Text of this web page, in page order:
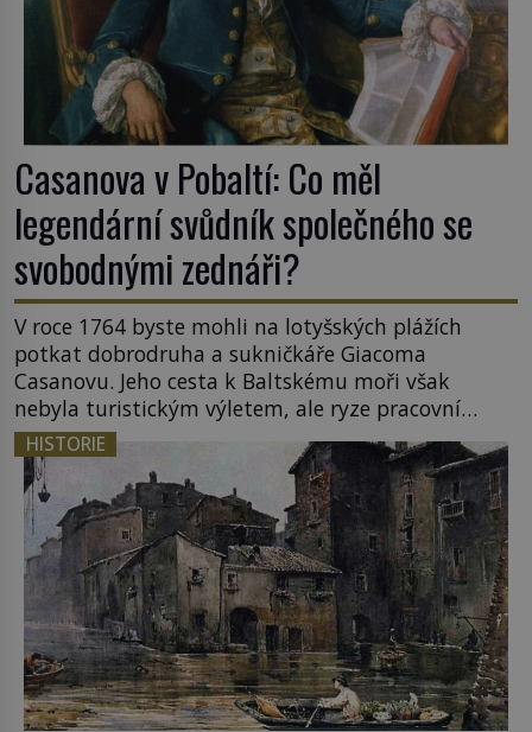
Casanova v Pobaltí: Co měl
legendární svůdník společného se
svobodnými zednáři?
V roce 1764 byste mohli na lotyšských plážích
potkat dobrodruha a sukničkáře Giacoma
Casanovu. Jeho cesta k Baltskému moři však
nebyla turistickým výletem, ale ryze pracovní
cestou se zištnými úmysly. Jaký cíl Casanova
sledoval, když se například procházel uličkami
lotyšské Rigy? Casanova v Pobaltí kontaktoval
tamní zednářské lóže. Nebyl v této oblasti žádným
nováčkem, protože do zednářské […]
HISTORIE